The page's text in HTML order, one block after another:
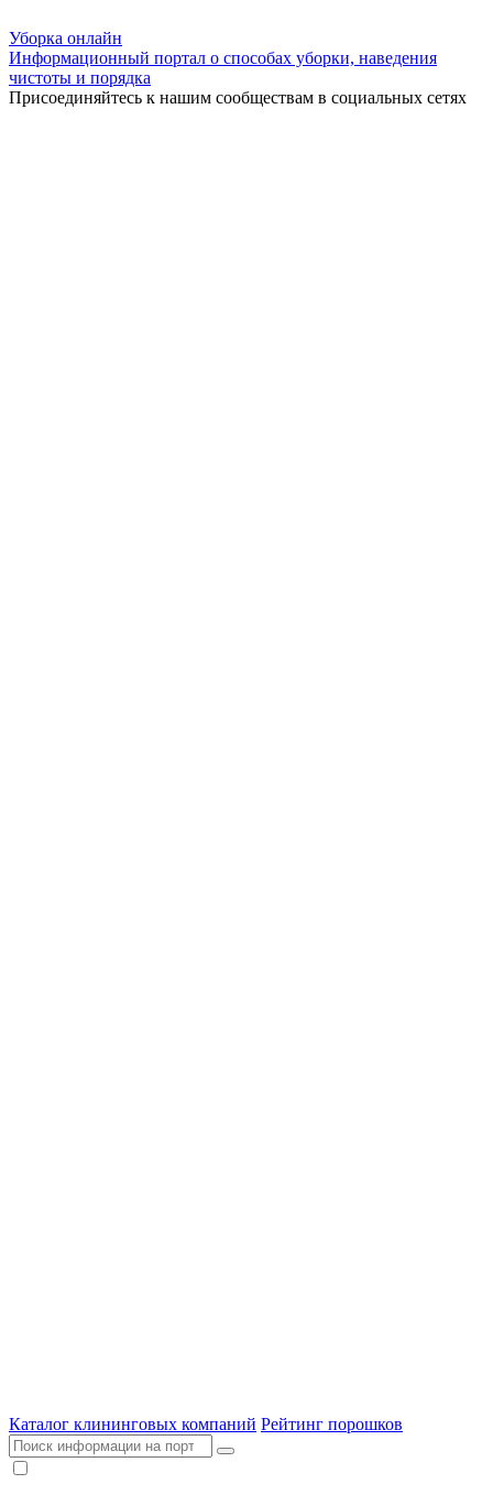
Уборка онлайн
Информационный портал о способах уборки, наведения
чистоты и порядка
Присоединяйтесь к нашим сообществам в социальных сетях
Каталог клининговых компаний Рейтинг порошков